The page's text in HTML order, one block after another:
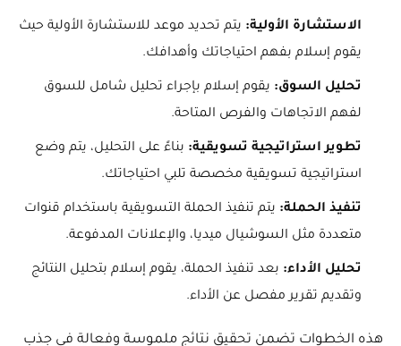
الاستشارة الأولية: يتم تحديد موعد للاستشارة الأولية حيث
يقوم إسلام بفهم احتياجاتك وأهدافك.
تحليل السوق: يقوم إسلام بإجراء تحليل شامل للسوق
لفهم الاتجاهات والفرص المتاحة.
تطوير استراتيجية تسويقية: بناءً على التحليل، يتم وضع
استراتيجية تسويقية مخصصة تلبي احتياجاتك.
تنفيذ الحملة: يتم تنفيذ الحملة التسويقية باستخدام قنوات
متعددة مثل السوشيال ميديا، والإعلانات المدفوعة.
تحليل الأداء: بعد تنفيذ الحملة، يقوم إسلام بتحليل النتائج
وتقديم تقرير مفصل عن الأداء.
هذه الخطوات تضمن تحقيق نتائج ملموسة وفعالة في جذب